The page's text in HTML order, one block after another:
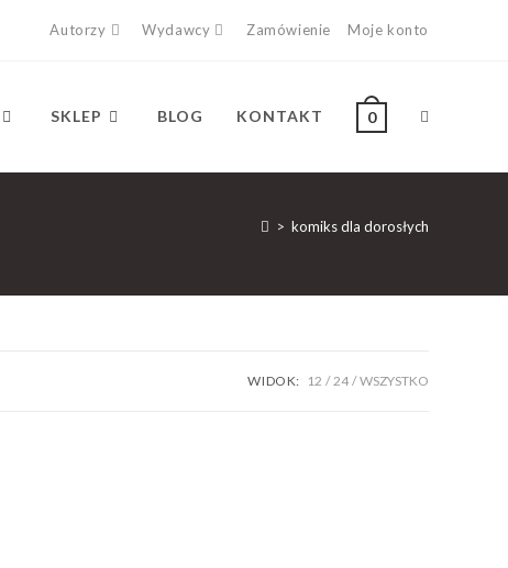
Autorzy Wydawcy Zamówienie Moje konto
SKLEP BLOG KONTAKT 0
> komiks dla dorosłych
WIDOK: 12 24 WSZYSTKO